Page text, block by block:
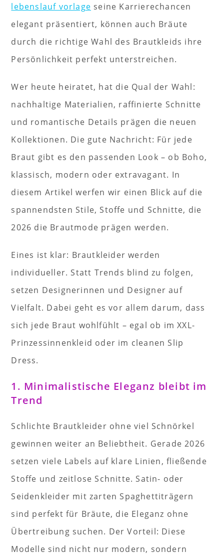
lebenslauf vorlage seine Karrierechancen
elegant präsentiert, können auch Bräute
durch die richtige Wahl des Brautkleids ihre
Persönlichkeit perfekt unterstreichen.
Wer heute heiratet, hat die Qual der Wahl:
nachhaltige Materialien, raffinierte Schnitte
und romantische Details prägen die neuen
Kollektionen. Die gute Nachricht: Für jede
Braut gibt es den passenden Look – ob Boho,
klassisch, modern oder extravagant. In
diesem Artikel werfen wir einen Blick auf die
spannendsten Stile, Stoffe und Schnitte, die
2026 die Brautmode prägen werden.
Eines ist klar: Brautkleider werden
individueller. Statt Trends blind zu folgen,
setzen Designerinnen und Designer auf
Vielfalt. Dabei geht es vor allem darum, dass
sich jede Braut wohlfühlt – egal ob im XXL-
Prinzessinnenkleid oder im cleanen Slip
Dress.
1. Minimalistische Eleganz bleibt im
Trend
Schlichte Brautkleider ohne viel Schnörkel
gewinnen weiter an Beliebtheit. Gerade 2026
setzen viele Labels auf klare Linien, fließende
Stoffe und zeitlose Schnitte. Satin- oder
Seidenkleider mit zarten Spaghettiträgern
sind perfekt für Bräute, die Eleganz ohne
Übertreibung suchen. Der Vorteil: Diese
Modelle sind nicht nur modern, sondern